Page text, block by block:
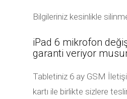
Bilgileriniz kesinlikle
iPad 6 mikrofon
garanti veriyor
Tabletiniz 6 ay GSM
kartı ile birlikte sizlere